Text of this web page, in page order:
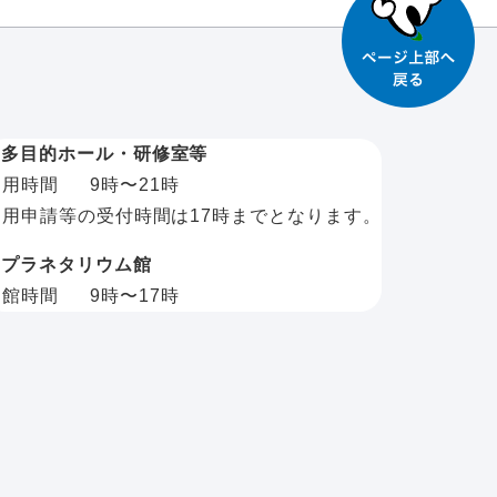
多目的ホール・研修室等
時間
9時〜21時
申請等の受付時間は17時までとなります。
プラネタリウム館
時間
9時〜17時